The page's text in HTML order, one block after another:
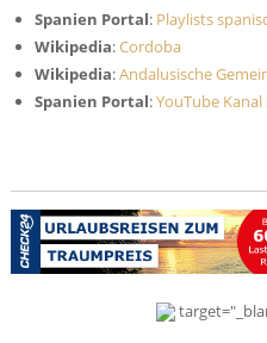
Spanien Portal: Playlists
Wikipedia:Cordoba
Wikipedia:Andalusische
Spanien Portal:YouTube